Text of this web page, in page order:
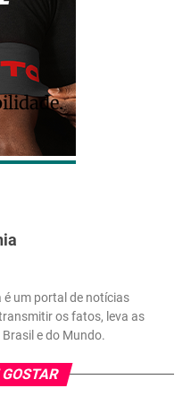
é um portal de notícias
os fatos, leva as
e do Mundo.
GOSTAR